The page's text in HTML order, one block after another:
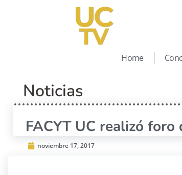
Home
Noticias
FACYT UC realizó
noviembre 17, 2017